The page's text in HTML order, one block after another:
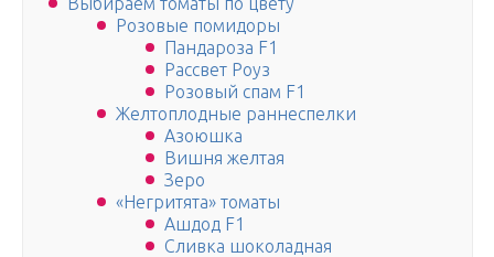
Розовые помидоры
Пандароза F1
Рассвет Роуз
Розовый спам F1
Желтоплодные раннеспелки
Азоюшка
Вишня желтая
Зеро
«Негритята» томаты
Ашдод F1
Сливка шоколадная